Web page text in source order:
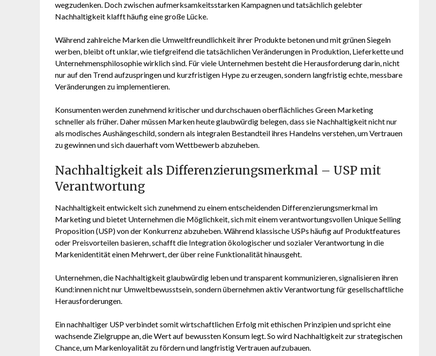
wegzudenken. Doch zwischen aufmerksamkeitsstarken Kampagnen und tatsächlich gelebter
Nachhaltigkeit klafft häufig eine große Lücke.
Während zahlreiche Marken die Umweltfreundlichkeit ihrer Produkte betonen und mit grünen Siegeln
werben, bleibt oft unklar, wie tiefgreifend die tatsächlichen Veränderungen in Produktion, Lieferkette und
Unternehmensphilosophie wirklich sind. Für viele Unternehmen besteht die Herausforderung darin, nicht
nur auf den Trend aufzuspringen und kurzfristigen Hype zu erzeugen, sondern langfristig echte, messbare
Veränderungen zu implementieren.
Konsumenten werden zunehmend kritischer und durchschauen oberflächliches Green Marketing
schneller als früher. Daher müssen Marken heute glaubwürdig belegen, dass sie Nachhaltigkeit nicht nur
als modisches Aushängeschild, sondern als integralen Bestandteil ihres Handelns verstehen, um Vertrauen
zu gewinnen und sich dauerhaft vom Wettbewerb abzuheben.
Nachhaltigkeit als Differenzierungsmerkmal – USP mit
Verantwortung
Nachhaltigkeit entwickelt sich zunehmend zu einem entscheidenden Differenzierungsmerkmal im
Marketing und bietet Unternehmen die Möglichkeit, sich mit einem verantwortungsvollen Unique Selling
Proposition (USP) von der Konkurrenz abzuheben. Während klassische USPs häufig auf Produktfeatures
oder Preisvorteilen basieren, schafft die Integration ökologischer und sozialer Verantwortung in die
Markenidentität einen Mehrwert, der über reine Funktionalität hinausgeht.
Unternehmen, die Nachhaltigkeit glaubwürdig leben und transparent kommunizieren, signalisieren ihren
Kund:innen nicht nur Umweltbewusstsein, sondern übernehmen aktiv Verantwortung für gesellschaftliche
Herausforderungen.
Ein nachhaltiger USP verbindet somit wirtschaftlichen Erfolg mit ethischen Prinzipien und spricht eine
wachsende Zielgruppe an, die Wert auf bewussten Konsum legt. So wird Nachhaltigkeit zur strategischen
Chance, um Markenloyalität zu fördern und langfristig Vertrauen aufzubauen.